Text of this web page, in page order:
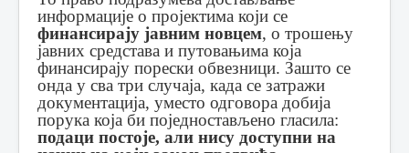
информације о пројектима који се
финансирају јавним новцем, о трошењу
јавних средстава и путовањима која
финансирају порески обвезници. Зашто се
онда у сва три случаја, када се затражи
документација, уместо одговора добија
порука која би поједностављено гласила:
подаци постоје, али нису доступни на